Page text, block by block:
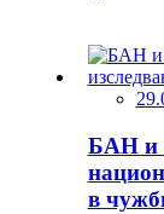
БАН и
в